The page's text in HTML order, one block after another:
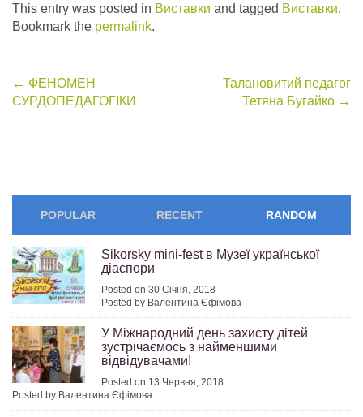
This entry was posted in Виставки and tagged Bиставки.
Bookmark the permalink.
Post
← ФЕНОМЕН
СУРДОПЕДАГОГІКИ
Талановитий педагог
Тетяна Бугайко →
POPULAR RECENT RANDOM
Sikorsky mini-fest в Музеї української
діаспори
Posted on 30 Січня, 2018
Posted by Валентина Єфімова
У Міжнародний день захисту дітей
зустрічаємось з найменшими
відвідувачами!
Posted on 13 Червня, 2018
Posted by Валентина Єфімова